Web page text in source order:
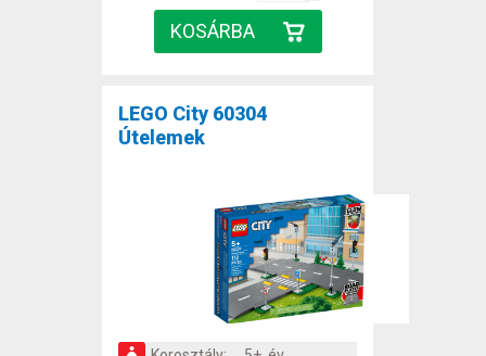
LEGO City 60304
Útelemek